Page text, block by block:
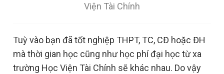
Viện Tài Chính
Tuỳ vào bạn đã tốt nghiệp THPT, TC, CĐ hoặc ĐH
mà thời gian học cũng như học phí đại học từ xa
trường Học Viện Tài Chính sẽ khác nhau. Do vậy